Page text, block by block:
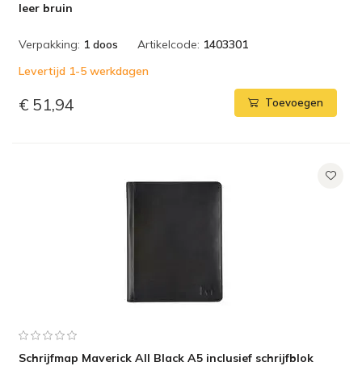
leer bruin
Verpakking: 1 doos Artikelcode: 1403301
Levertijd 1-5 werkdagen
€ 51,94 Toevoegen
Schrijfmap Maverick All Black A5 inclusief schrijfblok